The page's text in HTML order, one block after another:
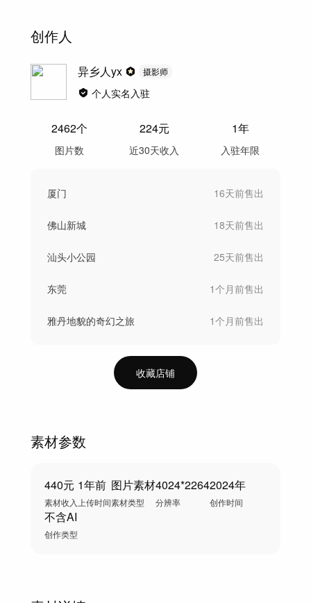
创作人
异乡人yx 摄影师
个人实名入驻
2462个
图片数
224元
近30天收入
1年
入驻年限
厦门 16天前售出
佛山新城 18天前售出
汕头小公园 25天前售出
东莞 1个月前售出
雅丹地貌的奇幻之旅 1个月前售出
收藏店铺
素材参数
440元
素材收入
1年前
上传时间
图片素材
素材类型
4024*2264
分辨率
2024年
创作时间
不含AI
创作类型